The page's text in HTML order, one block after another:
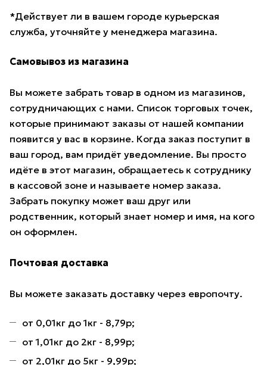
*Действует ли в вашем городе курьерская
служба, уточняйте у менеджера магазина.
Самовывоз из магазина
Вы можете забрать товар в одном из магазинов,
сотрудничающих с нами. Список торговых точек,
которые принимают заказы от нашей компании
появится у вас в корзине. Когда заказ поступит в
ваш город, вам придёт уведомление. Вы просто
идёте в этот магазин, обращаетесь к сотруднику
в кассовой зоне и называете номер заказа.
Забрать покупку может ваш друг или
родственник, который знает номер и имя, на кого
он оформлен.
Почтовая доставка
Вы можете заказать доставку через европочту.
от 0,01кг до 1кг - 8,79р;
от 1,01кг до 2кг - 8,99р;
от 2,01кг до 5кг - 9,99р;